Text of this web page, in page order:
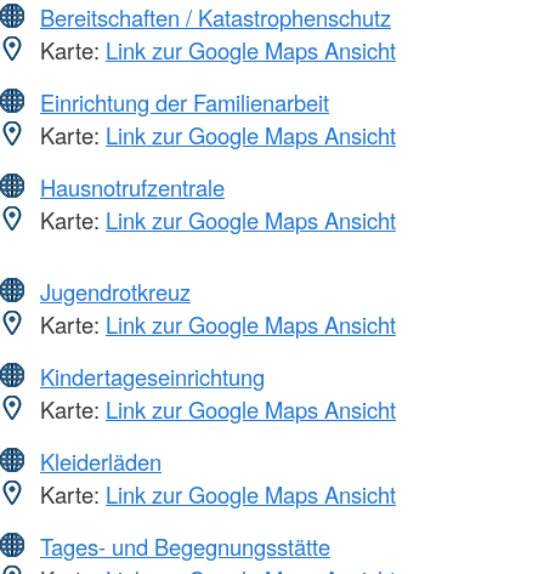
Bereitschaften / Katastrophenschutz
Karte: Link zur Google Maps Ansicht
Einrichtung der Familienarbeit
Karte: Link zur Google Maps Ansicht
Hausnotrufzentrale
Karte: Link zur Google Maps Ansicht
Jugendrotkreuz
Karte: Link zur Google Maps Ansicht
Kindertageseinrichtung
Karte: Link zur Google Maps Ansicht
Kleiderläden
Karte: Link zur Google Maps Ansicht
Tages- und Begegnungsstätte